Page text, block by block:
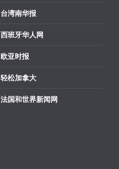
台湾南华报
西班牙华人网
欧亚时报
轻松加拿大
法国和世界新闻网